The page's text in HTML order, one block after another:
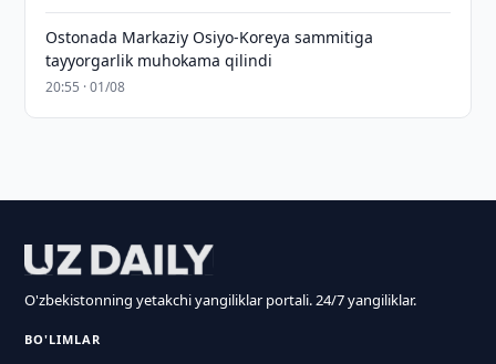
Ostonada Markaziy Osiyo-Koreya sammitiga
tayyorgarlik muhokama qilindi
20:55 · 01/08
O'zbekistonning yetakchi yangiliklar portali. 24/7 yangiliklar.
BO'LIMLAR